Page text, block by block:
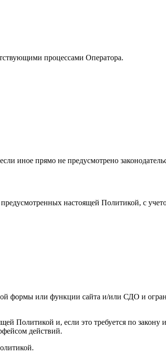
процессами Оператора.
иное прямо не предусмотрено
настоящей Политикой, с
формы или функции сайта и/или СДО и
Политикой и, если это требуется по закону
действий.